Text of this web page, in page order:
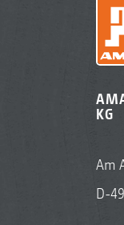
KG
Am
D-